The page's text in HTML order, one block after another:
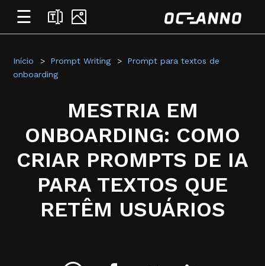
☰
Início Prompt Writing
Prompt para textos de
onboarding
MESTRIA EM
ONBOARDING: COMO
CRIAR PROMPTS DE IA
PARA TEXTOS QUE
RETÊM USUÁRIOS